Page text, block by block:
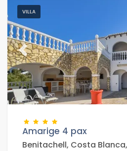
VILLA
Previous
Amarige 4 pax
Benitachell, Costa